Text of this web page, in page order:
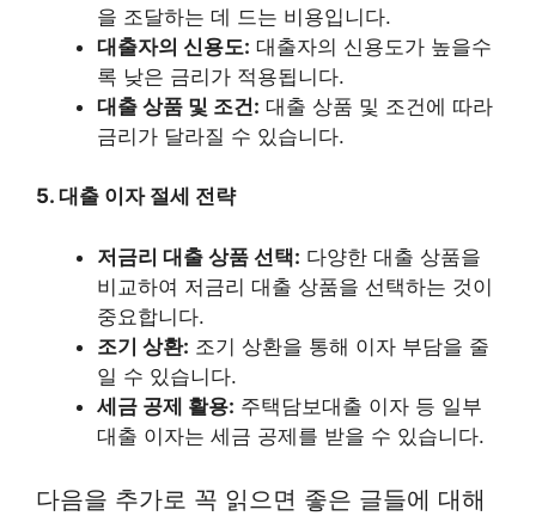
을 조달하는 데 드는 비용입니다.
대출자의 신용도: 대출자의 신용도가 높을수
록 낮은 금리가 적용됩니다.
대출 상품 및 조건: 대출 상품 및 조건에 따라
금리가 달라질 수 있습니다.
5. 대출 이자 절세 전략
저금리 대출 상품 선택: 다양한 대출 상품을
비교하여 저금리 대출 상품을 선택하는 것이
중요합니다.
조기 상환: 조기 상환을 통해 이자 부담을 줄
일 수 있습니다.
세금 공제 활용: 주택담보대출 이자 등 일부
대출 이자는 세금 공제를 받을 수 있습니다.
다음을 추가로 꼭 읽으면 좋은 글들에 대해